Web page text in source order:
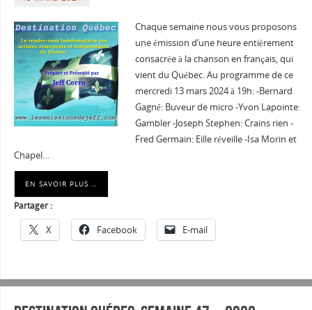
Chaque semaine nous vous proposons
une émission d’une heure entièrement
consacrée à la chanson en français, qui
vient du Québec. Au programme de ce
mercredi 13 mars 2024 à 19h: -Bernard
Gagné: Buveur de micro -Yvon Lapointe:
Gambler -Joseph Stephen: Crains rien -
Fred Germain: Eille réveille -Isa Morin et
Chapel…
EN SAVOIR PLUS …
Partager :
X Facebook E-mail